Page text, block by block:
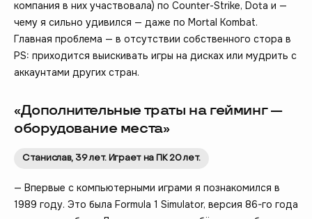
компания в них участвовала) по Counter-Strike, Dota и —
чему я сильно удивился — даже по Mortal Kombat.
Главная проблема — в отсутствии собственного стора в
PS: приходится выискивать игры на дисках или мудрить с
аккаунтами других стран.
«Дополнительные траты на гейминг —
оборудование места»
Станислав, 39 лет. Играет на ПК 20 лет.
— Впервые с компьютерными играми я познакомился в
1989 году. Это была Formula 1 Simulator, версия 86-го года